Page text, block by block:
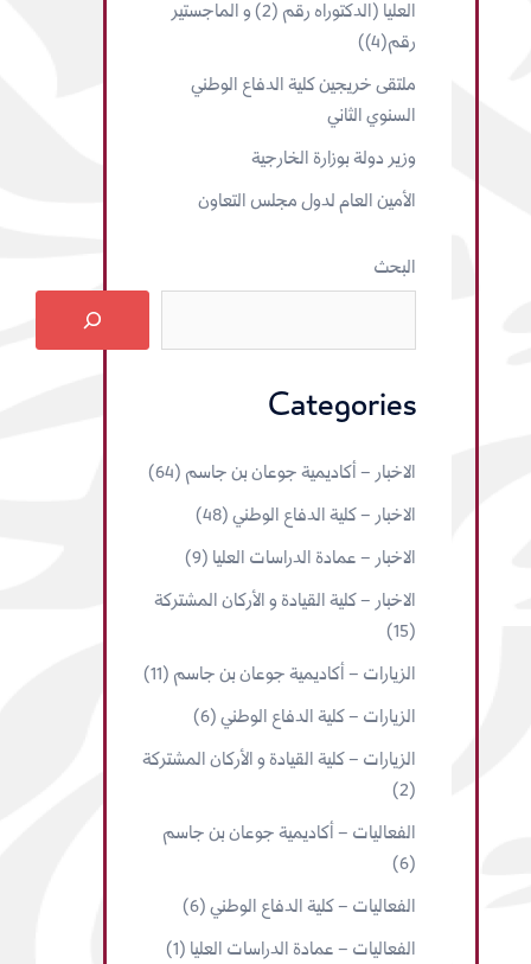
العليا (الدكتوراه رقم (2) و الماجستير
رقم(4))
ملتقى خريجين كلية الدفاع الوطني
السنوي الثاني
وزير دولة بوزارة الخارجية
الأمين العام لدول مجلس التعاون
البحث
Categories
الاخبار – أكاديمية جوعان بن جاسم (64)
الاخبار – كلية الدفاع الوطني (48)
الاخبار – عمادة الدراسات العليا (9)
الاخبار – كلية القيادة و الأركان المشتركة
(15)
الزيارات – أكاديمية جوعان بن جاسم (11)
الزيارات – كلية الدفاع الوطني (6)
الزيارات – كلية القيادة و الأركان المشتركة
(2)
الفعاليات – أكاديمية جوعان بن جاسم
(6)
الفعاليات – كلية الدفاع الوطني (6)
الفعاليات – عمادة الدراسات العليا (1)